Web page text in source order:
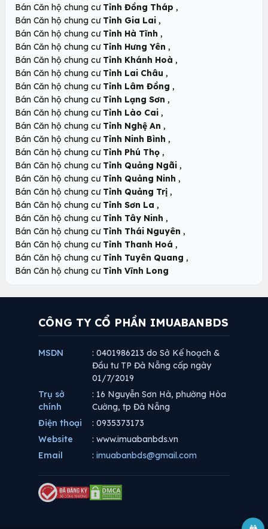
Bán Căn hộ chung cư Tỉnh Đồng Tháp ,
Bán Căn hộ chung cư Tỉnh Gia Lai ,
Bán Căn hộ chung cư Tỉnh Hà Tĩnh ,
Bán Căn hộ chung cư Tỉnh Hưng Yên ,
Bán Căn hộ chung cư Tỉnh Khánh Hoà ,
Bán Căn hộ chung cư Tỉnh Lai Châu ,
Bán Căn hộ chung cư Tỉnh Lâm Đồng ,
Bán Căn hộ chung cư Tỉnh Lạng Sơn ,
Bán Căn hộ chung cư Tỉnh Lào Cai ,
Bán Căn hộ chung cư Tỉnh Nghệ An ,
Bán Căn hộ chung cư Tỉnh Ninh Bình ,
Bán Căn hộ chung cư Tỉnh Phú Thọ ,
Bán Căn hộ chung cư Tỉnh Quảng Ngãi ,
Bán Căn hộ chung cư Tỉnh Quảng Ninh ,
Bán Căn hộ chung cư Tỉnh Quảng Trị ,
Bán Căn hộ chung cư Tỉnh Sơn La ,
Bán Căn hộ chung cư Tỉnh Tây Ninh ,
Bán Căn hộ chung cư Tỉnh Thái Nguyên ,
Bán Căn hộ chung cư Tỉnh Thanh Hoá ,
Bán Căn hộ chung cư Tỉnh Tuyên Quang ,
Bán Căn hộ chung cư Tỉnh Vĩnh Long
CÔNG TY CỔ PHẦN IMUABANBDS
MSDN
: 0401986213 do Sở Kế hoạch &
Đầu tư TP Đà Nẵng cấp ngày
01/7/2019
Trụ sở
chính
: 16 Nguyễn Sơn Hà, phường Hòa
Cường, tp Đà Nẵng
Điện thoại
: 0935373173
Website
: www.imuabanbds.vn
Email
: imuabanbds@gmail.com